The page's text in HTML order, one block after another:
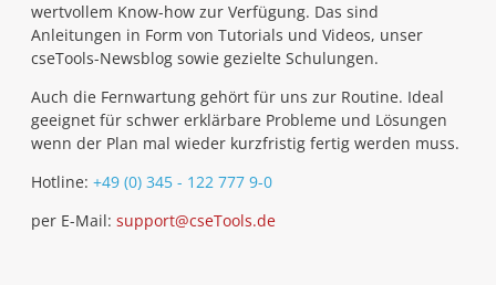
wertvollem Know-how zur Verfügung. Das sind
Anleitungen in Form von Tutorials und Videos, unser
cseTools-Newsblog sowie gezielte Schulungen.
Auch die Fernwartung gehört für uns zur Routine. Ideal
geeignet für schwer erklärbare Probleme und Lösungen
wenn der Plan mal wieder kurzfristig fertig werden muss.
Hotline: +49 (0) 345 - 122 777 9-0
per E-Mail: support@cseTools.de